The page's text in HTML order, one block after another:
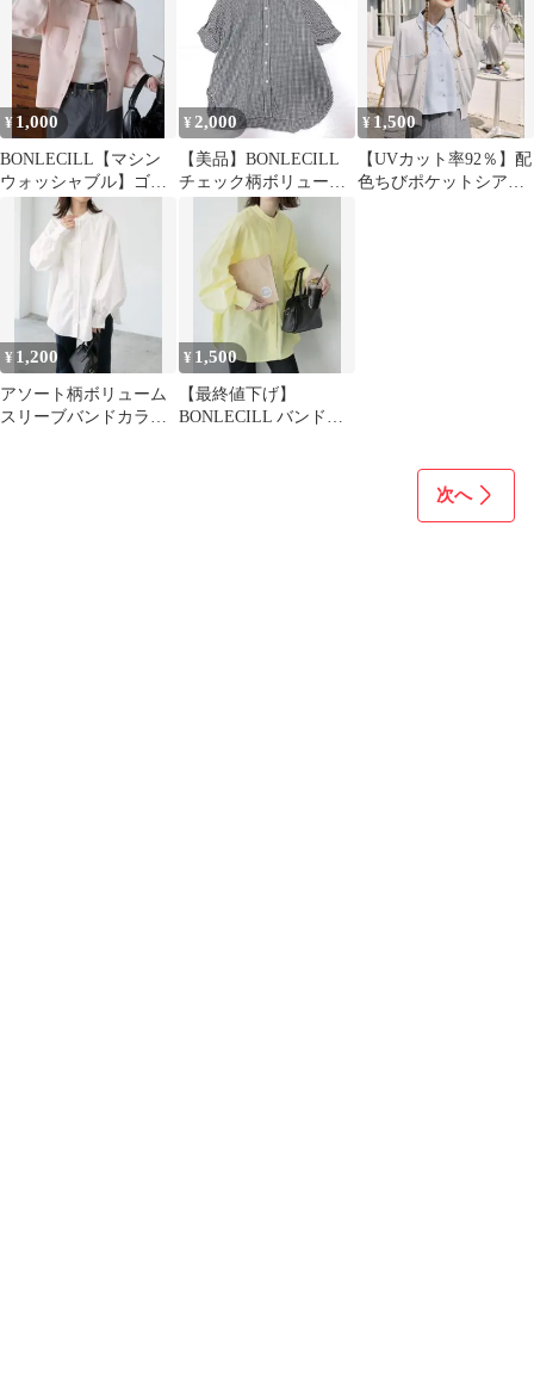
¥ 1,000
BONLECILL【マシン
ウォッシャブル】ゴー
ルドちびポケットカー
ディガン
¥ 2,000
【美品】BONLECILL
チェック柄ボリューム
スリーブ半袖シャツ
¥ 1,500
【UVカット率92％】配
色ちびポケットシアー
¥ 1,200
アソート柄ボリューム
スリーブバンドカラー
¥ 1,500
【最終値下げ】
BONLECILL バンドカ
次へ